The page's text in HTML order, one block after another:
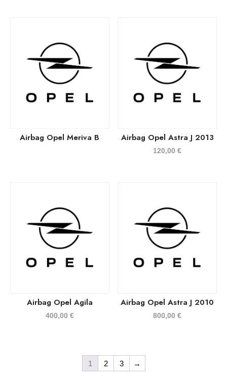
Airbag Opel Meriva B Airbag Opel Astra J 2013
120,00€
Airbag Opel Agila
400,00 €
Airbag Opel Astra J 2010
800,00€
1 2 3 →